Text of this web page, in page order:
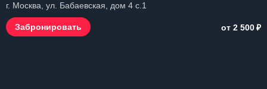
г. Москва, ул. Бабаевская, дом 4 с.1
Забронировать от 2 500₽